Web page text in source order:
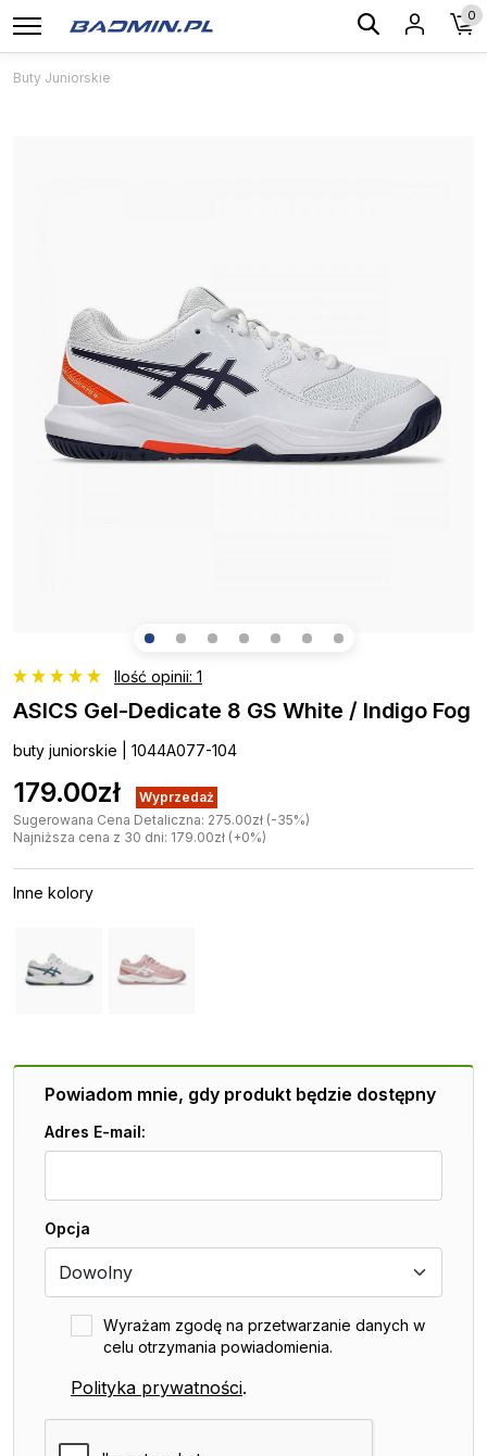
0
Buty Juniorskie
Ilość opinii: 1
ASICS Gel-Dedicate 8 GS White / Indigo Fog
buty juniorskie | 1044A077-104
179.00zł
Wyprzedaż
Sugerowana Cena Detaliczna: 275.00zł (-35%)
Najniższa cena z 30 dni: 179.00zł (+0%)
Inne kolory
Powiadom mnie, gdy produkt będzie dostępny
Adres E-mail:
Opcja
Wyrażam zgodę na przetwarzanie danych w
celu otrzymania powiadomienia.
Polityka prywatności.